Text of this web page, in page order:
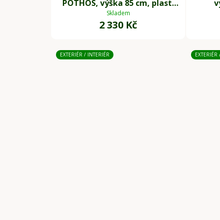
POTHOS, výška 85 cm, plast,
zelený
Skladem
2 330 Kč
EXTERIÉR / INTERIÉR